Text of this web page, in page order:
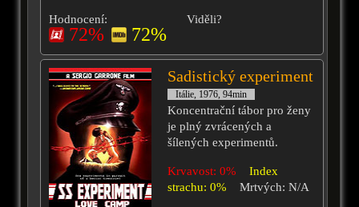
Hodnocení:
72% 72%
Viděli?
Sadistický experiment
Itálie, 1976, 94min
Koncentrační tábor pro ženy
je plný zvrácených a
šílených experimentů.
Krvavost: 0%
Index
strachu: 0%
Mrtvých: N/A